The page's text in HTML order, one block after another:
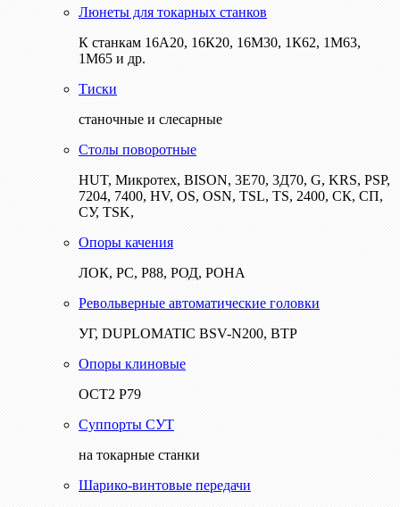
Люнеты для токарных станков
К станкам 16А20, 16К20, 16М30, 1К62, 1М63,
1М65 и др.
Тиски
станочные и слесарные
Столы поворотные
HUT, Микротех, BISON, 3Е70, 3Д70, G, KRS, PSP,
7204, 7400, HV, OS, OSN, TSL, TS, 2400, СК, СП,
СУ, TSK,
Опоры качения
ЛОК, РС, Р88, РОД, РОНА
Револьверные автоматические головки
УГ, DUPLOMATIC BSV-N200, ВТР
Опоры клиновые
ОСТ2 Р79
Суппорты СУТ
на токарные станки
Шарико-винтовые передачи